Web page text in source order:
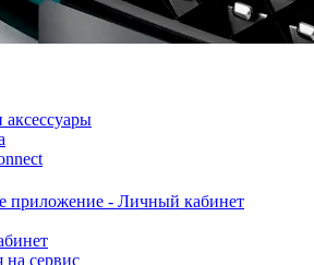
аксессуары
приложение - Личный кабинет
на сервис